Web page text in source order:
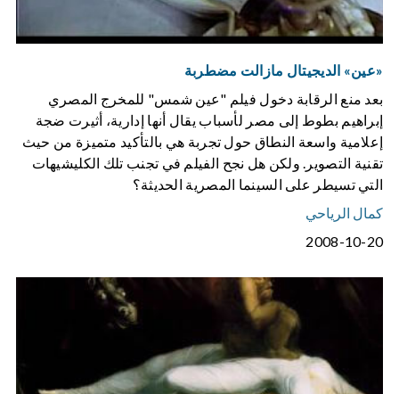
«عين» الديجيتال مازالت مضطربة
بعد منع الرقابة دخول فيلم "عين شمس" للمخرج المصري
إبراهيم بطوط إلى مصر لأسباب يقال أنها إدارية، أثيرت ضجة
إعلامية واسعة النطاق حول تجربة هي بالتأكيد متميزة من حيث
تقنية التصوير. ولكن هل نجح الفيلم في تجنب تلك الكليشيهات
التي تسيطر على السينما المصرية الحديثة؟
كمال الرياحي
2008-10-20